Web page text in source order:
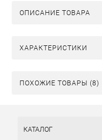
ОПИСАНИЕ ТОВАРА
ХАРАКТЕРИСТИКИ
ПОХОЖИЕ ТОВАРЫ (8)
КАТАЛОГ